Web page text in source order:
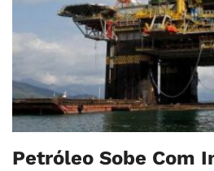
Petróleo Sobe Com